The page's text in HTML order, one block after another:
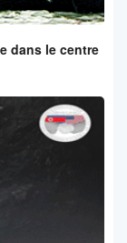
dans le centre